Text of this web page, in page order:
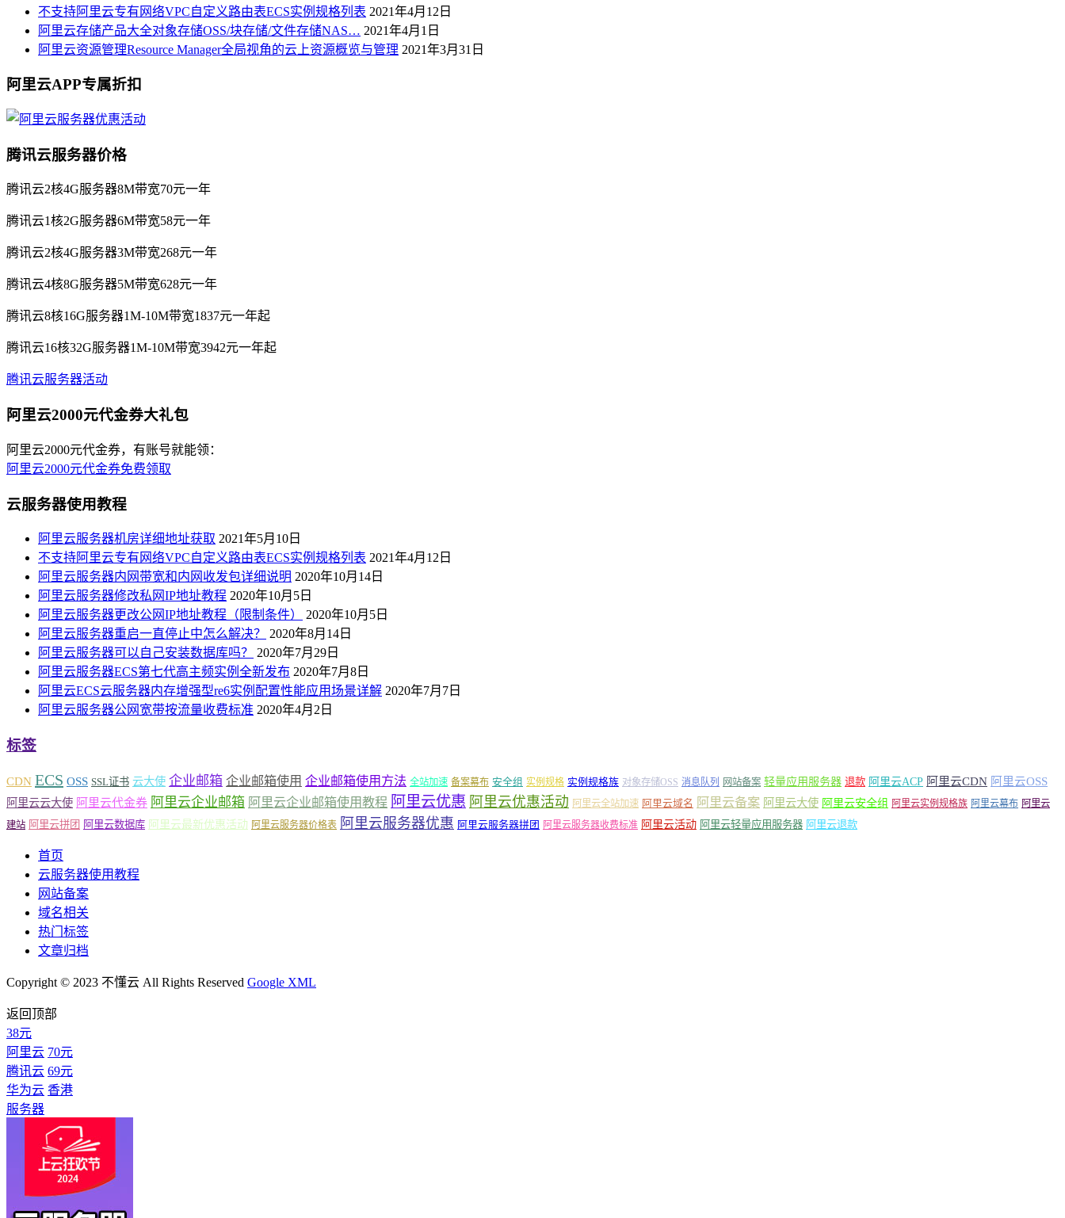
不支持阿里云专有网络VPC自定义路由表ECS实例规格列表 2021年4月12日
阿里云存储产品大全对象存储OSS/块存储/文件存储NAS… 2021年4月1日
阿里云资源管理Resource Manager全局视角的云上资源概览与管理 2021年3月31日
阿里云APP专属折扣
腾讯云服务器价格
腾讯云2核4G服务器8M带宽70元一年
腾讯云1核2G服务器6M带宽58元一年
腾讯云2核4G服务器3M带宽268元一年
腾讯云4核8G服务器5M带宽628元一年
腾讯云8核16G服务器1M-10M带宽1837元一年起
腾讯云16核32G服务器1M-10M带宽3942元一年起
腾讯云服务器活动
阿里云2000元代金券大礼包
阿里云2000元代金券，有账号就能领：
阿里云2000元代金券免费领取
云服务器使用教程
阿里云服务器机房详细地址获取 2021年5月10日
不支持阿里云专有网络VPC自定义路由表ECS实例规格列表 2021年4月12日
阿里云服务器内网带宽和内网收发包详细说明 2020年10月14日
阿里云服务器修改私网IP地址教程 2020年10月5日
阿里云服务器更改公网IP地址教程（限制条件）
2020年10月5日
阿里云服务器重启一直停止中怎么解决？
2020年8月14日
阿里云服务器可以自己安装数据库吗？
2020年7月29日
阿里云服务器ECS第七代高主频实例全新发布 2020年7月8日
阿里云ECS云服务器内存增强型re6实例配置性能应用场景详解 2020年7月7日
阿里云服务器公网宽带按流量收费标准 2020年4月2日
标签
CDN ECS OSS SSL证书 云大使 企业邮箱 企业邮箱使用 企业邮箱使用方法 全站加速 备案幕布 安全组 实例规格 实例规格族 对象存储OSS 消息队列 网站备案 轻量应用服务器 退款 阿里云ACP 阿里云CDN 阿里云OSS
阿里云云大使 阿里云代金券 阿里云企业邮箱 阿里云企业邮箱使用教程 阿里云优惠 阿里云优惠活动 阿里云全站加速 阿里云域名 阿里云备案 阿里云大使 阿里云安全组 阿里云实例规格族 阿里云幕布 阿里云
建站 阿里云拼团 阿里云数据库 阿里云最新优惠活动 阿里云服务器价格表 阿里云服务器优惠 阿里云服务器拼团 阿里云服务器收费标准 阿里云活动 阿里云轻量应用服务器 阿里云退款
首页
云服务器使用教程
网站备案
域名相关
热门标签
文章归档
Copyright © 2023 不懂云 All Rights Reserved Google XML
返回顶部
38元
阿里云 70元
腾讯云 69元
华为云 香港
服务器